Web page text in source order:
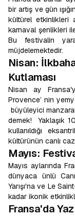
bir artış ve gün
kültürel etkinlikleri
karnaval şenlikleri
Bu festivalin
müjdelemektedir.
Nisan:
Kutlaması
Nisan ay
Provence’ nin
büyüleyici
demek! Yaklaşık
kullanıldığı
kültürünün canlı
Mayıs:
Mayıs aylarında
dünyaca ünlü
Yarışı'na ve Le
kadar ikonik
Fransa'da Yaz